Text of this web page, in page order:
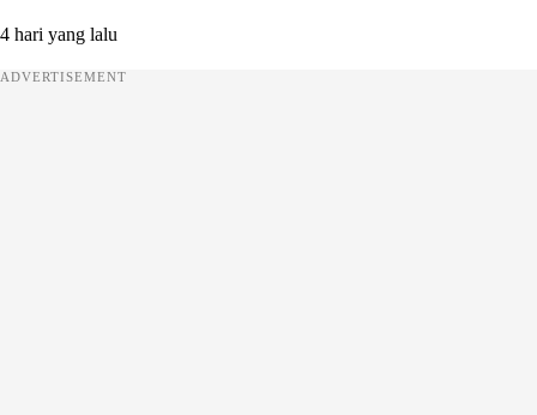
4 hari yang lalu
ADVERTISEMENT